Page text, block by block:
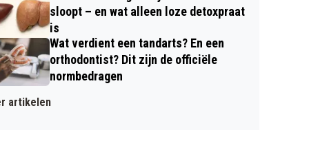
sloopt – en wat alleen loze detoxpraat
is
Wat verdient een tandarts? En een
orthodontist? Dit zijn de officiële
normbedragen
artikelen